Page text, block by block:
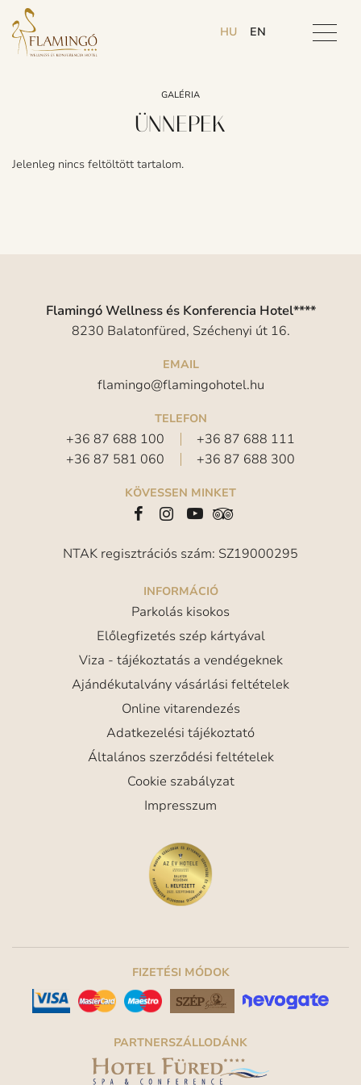
HU EN
GALÉRIA
ÜNNEPEK
Jelenleg nincs feltöltött tartalom.
Flamingó Wellness és Konferencia Hotel****
8230 Balatonfüred, Széchenyi út 16.
EMAIL
flamingo@flamingohotel.hu
TELEFON
+36 87 688 100
+36 87 688 111
+36 87 581 060
+36 87 688 300
KÖVESSEN MINKET
NTAK regisztrációs szám: SZ19000295
INFORMÁCIÓ
Parkolás kisokos
Előlegfizetés szép kártyával
Viza - tájékoztatás a vendégeknek
Ajándékutalvány vásárlási feltételek
Online vitarendezés
Adatkezelési tájékoztató
Általános szerződési feltételek
Cookie szabályzat
Impresszum
FIZETÉSI MÓDOK
PARTNERSZÁLLODÁNK